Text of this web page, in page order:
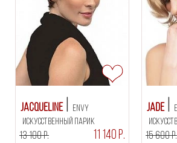
Jacqueline
искусственный парик
Envy
13 100 Р. 11 140 Р.
Jade
15 600 Р.